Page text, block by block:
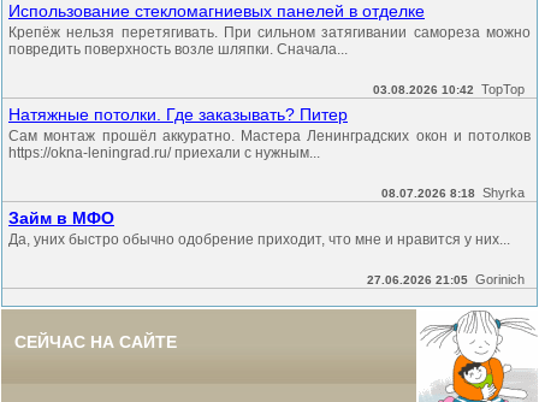
Использование стекломагниевых панелей в отделке
Крепёж нельзя перетягивать. При сильном затягивании самореза можно
повредить поверхность возле шляпки. Сначала...
03.08.2026 10:42 TopTop
Натяжные потолки. Где заказывать? Питер
Сам монтаж прошёл аккуратно. Мастера Ленинградских окон и потолков
https://okna-leningrad.ru/ приехали с нужным...
08.07.2026 8:18 Shyrka
Займ в МФО
Да, уних быстро обычно одобрение приходит, что мне и нравится у них...
27.06.2026 21:05 Gorinich
СЕЙЧАС НА САЙТЕ